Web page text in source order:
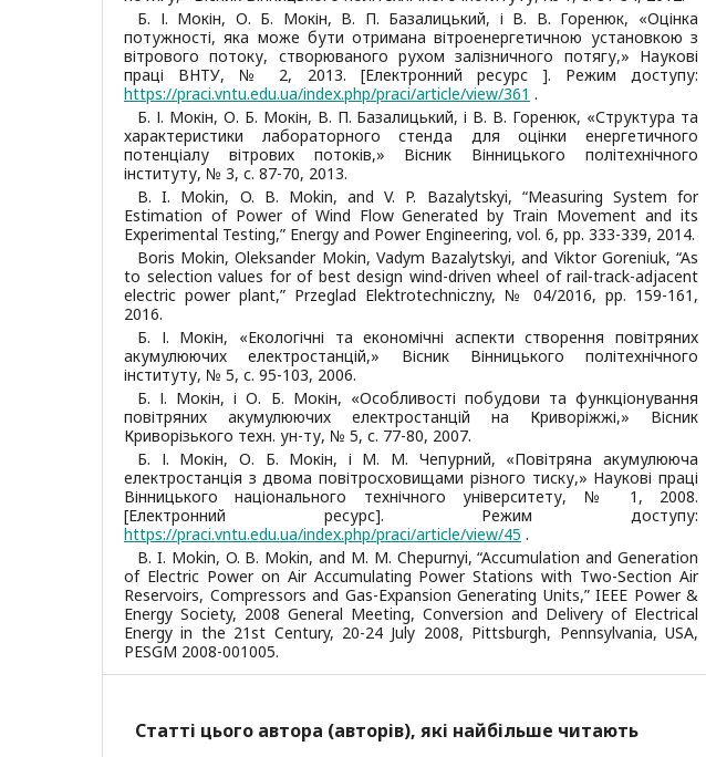
Б. І. Мокін, О. Б. Мокін, В. П. Базалицький, і В. В. Горенюк, «Оцінка
потужності, яка може бути отримана вітроенергетичною установкою з
вітрового потоку, створюваного рухом залізничного потягу,» Наукові
праці ВНТУ, № 2, 2013. [Електронний ресурс ]. Режим доступу:
https://praci.vntu.edu.ua/index.php/praci/article/view/361 .
Б. І. Мокін, О. Б. Мокін, В. П. Базалицький, і В. В. Горенюк, «Структура та
характеристики лабораторного стенда для оцінки енергетичного
потенціалу вітрових потоків,» Вісник Вінницького політехнічного
інституту, № 3, с. 87-70, 2013.
B. I. Mokin, O. B. Mokin, and V. P. Bazalytskyi, “Measuring System for
Estimation of Power of Wind Flow Generated by Train Movement and its
Experimental Testing,” Energy and Power Engineering, vol. 6, pp. 333-339, 2014.
Boris Mokin, Oleksander Mokin, Vadym Bazalytskyi, and Viktor Goreniuk, “As
to selection values for of best design wind-driven wheel of rail-track-adjacent
electric power plant,” Przeglad Elektrotechniczny, № 04/2016, pp. 159-161,
2016.
Б. І. Мокін, «Екологічні та економічні аспекти створення повітряних
акумулюючих електростанцій,» Вісник Вінницького політехнічного
інституту, № 5, с. 95-103, 2006.
Б. І. Мокін, і О. Б. Мокін, «Особливості побудови та функціонування
повітряних акумулюючих електростанцій на Криворіжжі,» Вісник
Криворізького техн. ун-ту, № 5, с. 77-80, 2007.
Б. І. Мокін, О. Б. Мокін, і М. М. Чепурний, «Повітряна акумулююча
електростанція з двома повітросховищами різного тиску,» Наукові праці
Вінницького національного технічного університету, № 1, 2008.
[Електронний ресурс]. Режим доступу:
https://praci.vntu.edu.ua/index.php/praci/article/view/45 .
B. I. Mokin, O. B. Mokin, and M. M. Chepurnyi, “Accumulation and Generation
of Electric Power on Air Accumulating Power Stations with Two-Section Air
Reservoirs, Compressors and Gas-Expansion Generating Units,” IEEE Power &
Energy Society, 2008 General Meeting, Conversion and Delivery of Electrical
Energy in the 21st Century, 20-24 July 2008, Pittsburgh, Pennsylvania, USA,
PESGM 2008-001005.
Статті цього автора (авторів), які найбільше читають